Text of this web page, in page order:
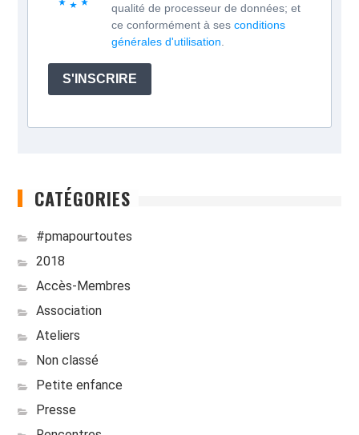
qualité de processeur de données; et
ce conformément à ses conditions
générales d'utilisation
S'INSCRIRE
CATÉGORIES
#pmapourtoutes
2018
Accès-Membres
Association
Ateliers
Non classé
Petite enfance
Presse